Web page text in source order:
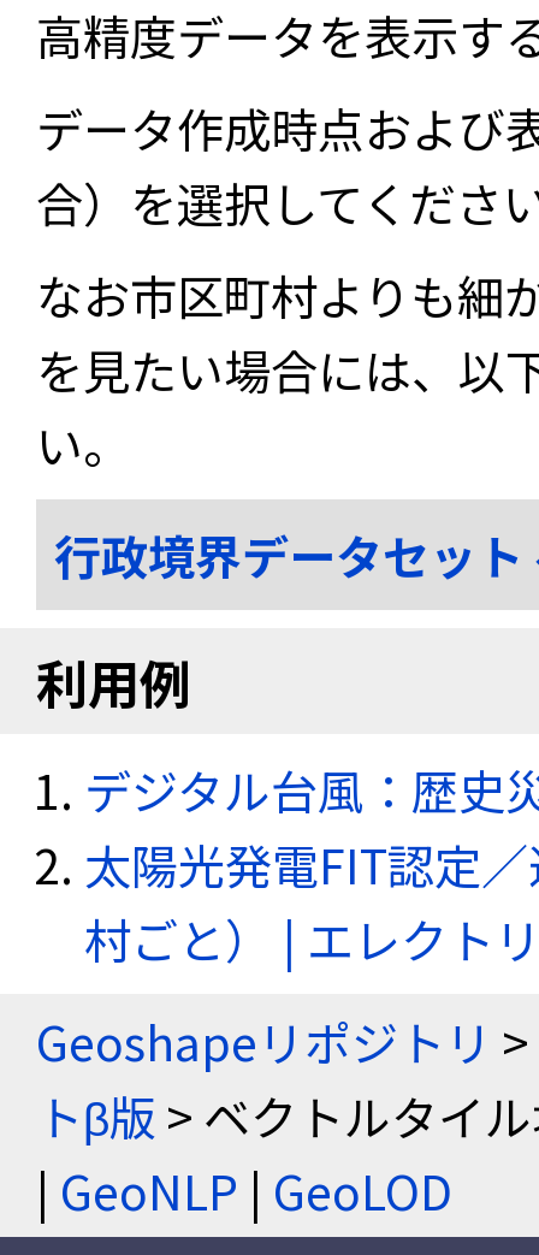
高精度データを表示す
データ作成時点および
合）を選択してくださ
なお市区町村よりも細
を見たい場合には、以
い。
行政境界データセッ
利用例
デジタル台風：歴史
太陽光発電FIT認定
村ごと） | エレクト
Geoshapeリポジトリ >
トβ版 > ベクトルタイ
| GeoNLP | GeoLOD